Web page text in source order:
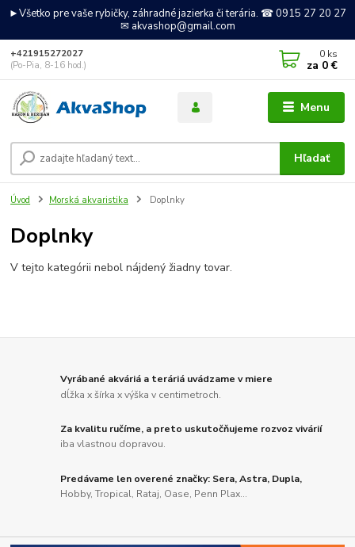
►Všetko pre vaše rybičky, záhradné jazierka či terária. ☎ 0915 27 20 27
✉ akvashop@gmail.com
Menu
Hľadať
+421915272027
(Po-Pia, 8-16 hod.)
0 ks
za 0 €
Úvod Morská akvaristika Doplnky
Doplnky
V tejto kategórii nebol nájdený žiadny tovar.
Vyrábané akváriá a teráriá uvádzame v miere
dĺžka x šírka x výška v centimetroch.
Za kvalitu ručíme, a preto uskutočňujeme rozvoz vivárií
iba vlastnou dopravou.
Predávame len overené značky: Sera, Astra, Dupla,
Hobby, Tropical, Rataj, Oase, Penn Plax...